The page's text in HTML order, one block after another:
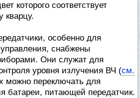
которого соответствует
кварцу.
особенно для
снабжены
Они служат для
уровня излучения ВЧ (см.
можно переключать для
батареи, питающей передатчик.